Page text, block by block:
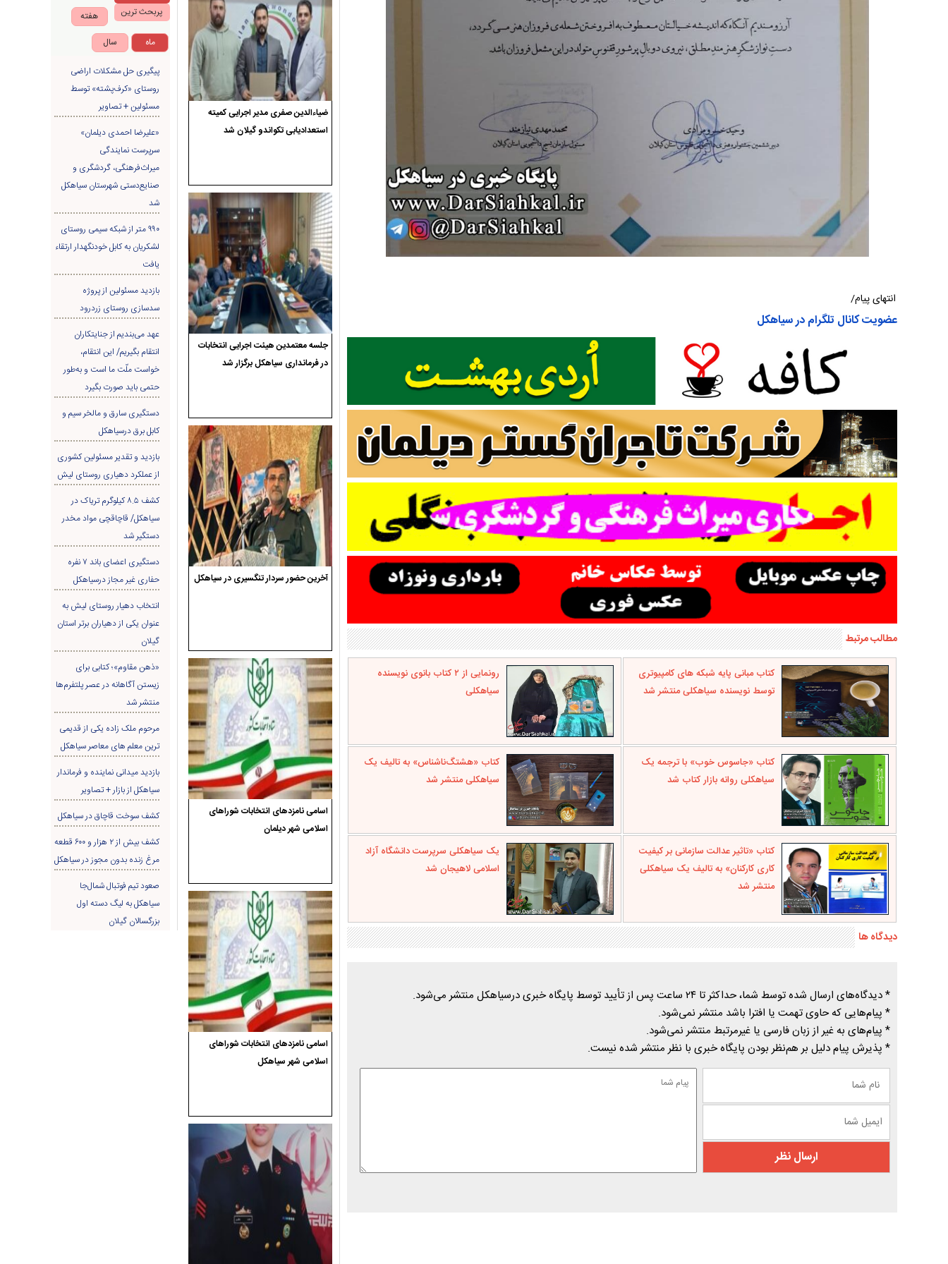
انتهای پیام/
عضویت کانال تلگرام در سیاهکل
مطالب مرتبط
کتاب مبانی پایه شبکه‌ های کامپیوتری
توسط نویسنده سیاهکلی منتشر شد
رونمایی از ۲ کتاب بانوی نویسنده
سیاهکلی
کتاب «جاسوس خوب» با ترجمه یک
سیاهکلی روانه بازار کتاب شد
کتاب «هشتگ‌ناشناس» به تالیف یک
سیاهکلی منتشر شد
کتاب «تاثیر عدالت سازمانی بر کیفیت
کاری کارکنان» به تالیف یک سیاهکلی
منتشر شد
یک سیاهکلی سرپرست دانشگاه آزاد
اسلامی لاهیجان شد
دیدگاه ها
* دیدگاه‌های ارسال شده توسط شما، حداکثر تا ۲۴ ساعت پس از تأیید توسط پایگاه خبری درسیاهکل منتشر می‌شود.
* پیام‌هایی که حاوی تهمت یا افترا باشد منتشر نمی‌شود.
* پیام‌های به غیر از زبان فارسی یا غیرمرتبط منتشر نمی‌شود.
* پذیرش پیام دلیل بر هم‌نظر بودن پایگاه خبری با نظر منتشر شده نیست.
ضیاءالدین صفری مدیر اجرایی کمیته
استعدادیابی تکواندو گیلان شد
جلسه معتمدین هیئت اجرایی انتخابات
در فرمانداری سیاهکل برگزار شد
آخرین حضور سردار تنگسیری در سیاهکل
اسامی نامزدهای انتخابات شوراهای
اسلامی شهر دیلمان
اسامی نامزدهای انتخابات شوراهای
اسلامی شهر سیاهکل
پربحث ترین
هفته
ماه
سال
پیگیری حل مشکلات اراضی
روستای «کرف‌پشته» توسط
مسئولین + تصاویر
«علیرضا احمدی دیلمان»
سرپرست نمایندگی
میراث‌فرهنگی، گردشگری و
صنایع‌دستی شهرستان سیاهکل
شد
۹۹۰ متر از شبکه سیمی روستای
لشکریان به کابل خودنگهدار ارتقاء
یافت
بازدید مسئولین از پروژه
سدسازی روستای زردرود
عهد می‌بندیم از جنایتکاران
انتقام بگیریم/ این انتقام،
خواست ملّت ما است و به‌طور
حتمی باید صورت بگیرد
دستگیری سارق و مالخر سیم و
کابل برق درسیاهکل
بازدید و تقدیر مسئولین کشوری
از عملکرد دهیاری روستای لیش
کشف ۸.۵ کیلوگرم تریاک در
سیاهکل/ قاچاقچی مواد مخدر
دستگیر شد
دستگیری اعضای باند ۷ نفره
حفاری غير مجاز درسیاهکل
انتخاب دهیار روستای لیش به
عنوان یکی از دهیاران برتر استان
گیلان
«ذهن مقاوم»؛ کتابی برای
زیستن آگاهانه در عصر پلتفرم‌ها
منتشر شد
مرحوم ملک زاده یکی از قدیمی
ترین معلم های معاصر سیاهکل
بازدید میدانی نماینده و فرماندار
سیاهکل از بازار + تصاویر
کشف سوخت قاچاق در سياهکل
کشف بیش از ۲ هزار و ۶۰۰ قطعه
مرغ زنده بدون مجوز در سیاهکل
صعود تیم فوتبال شمال‌جا‌
سیاهکل به لیگ دسته اول
بزرگسالان گیلان